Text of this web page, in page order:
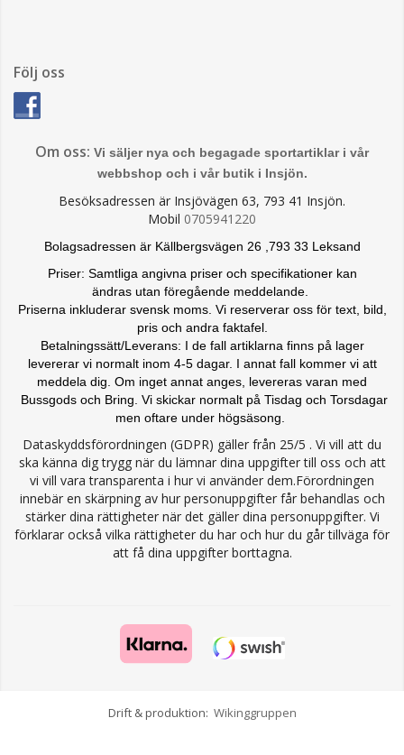
Följ oss
Om oss: Vi säljer nya och begagade sportartiklar i vår
webbshop och i vår butik i Insjön.
Besöksadressen är Insjövägen 63, 793 41 Insjön.
Mobil 0705941220
Bolagsadressen är Källbergsvägen 26 ,793 33 Leksand
Priser: Samtliga angivna priser och specifikationer kan
ändras utan föregående meddelande.
Priserna inkluderar svensk moms. Vi reserverar oss för text, bild,
pris och andra faktafel.
Betalningssätt/Leverans: I de fall artiklarna finns på lager
levererar vi normalt inom 4-5 dagar. I annat fall kommer vi att
meddela dig. Om inget annat anges, levereras varan med
Bussgods och Bring. Vi skickar normalt på Tisdag och Torsdagar
men oftare under högsäsong.
Dataskyddsförordningen (GDPR) gäller från 25/5 . Vi vill att du
ska känna dig trygg när du lämnar dina uppgifter till oss och att
vi vill vara transparenta i hur vi använder dem.Förordningen
innebär en skärpning av hur personuppgifter får behandlas och
stärker dina rättigheter när det gäller dina personuppgifter. Vi
förklarar också vilka rättigheter du har och hur du går tillväga för
att få dina uppgifter borttagna.
Drift & produktion: Wikinggruppen